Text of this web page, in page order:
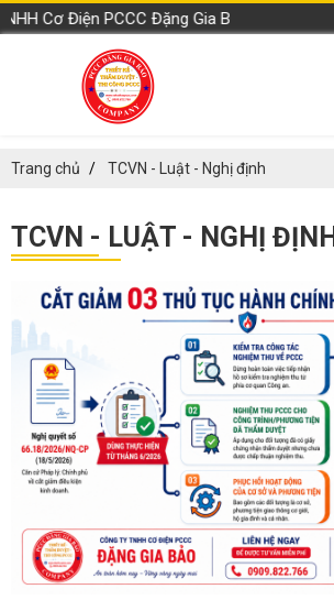
Gia Bảo
Trang chủ TCVN - Luật - Nghị định
TCVN - LUẬT - NGHỊ ĐỊNH